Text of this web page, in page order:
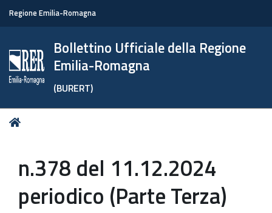
Regione Emilia-Romagna
Bollettino Ufficiale della Regione
Emilia-Romagna
(BURERT)
Tu
n.378 del 11.12.2024
periodico (Parte Terza)